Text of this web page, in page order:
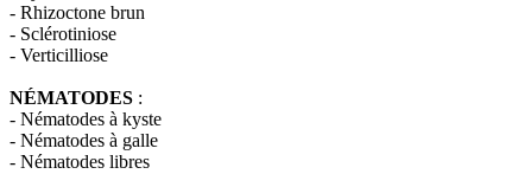
- Rhizoctone brun
- Sclérotiniose
- Verticilliose
NÉMATODES :
- Nématodes à kyste
- Nématodes à galle
- Nématodes libres